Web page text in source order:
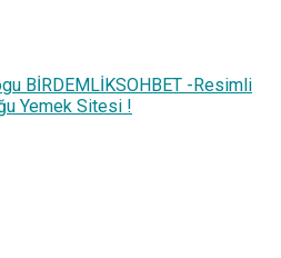
BİRDEMLİKSOHBET -Resimli
Yemek Sitesi !